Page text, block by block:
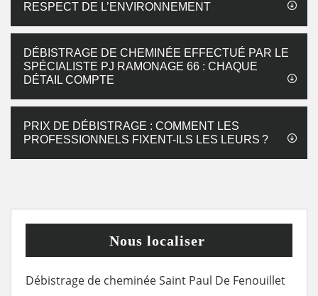
RESPECT DE L’ENVIRONNEMENT
DÉBISTRAGE DE CHEMINÉE EFFECTUÉ PAR LE
SPÉCIALISTE PJ RAMONAGE 66 : CHAQUE
DÉTAIL COMPTE
PRIX DE DÉBISTRAGE : COMMENT LES
PROFESSIONNELS FIXENT-ILS LES LEURS ?
Nous localiser
Débistrage de cheminée Saint Paul De Fenouillet